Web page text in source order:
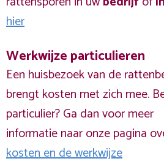
hier
Werkwijze particulieren
Een huisbezoek van de
brengt kosten met zich mee.
particulier? Ga dan voor meer
informatie naar onze pagina
kosten en de werkwijze